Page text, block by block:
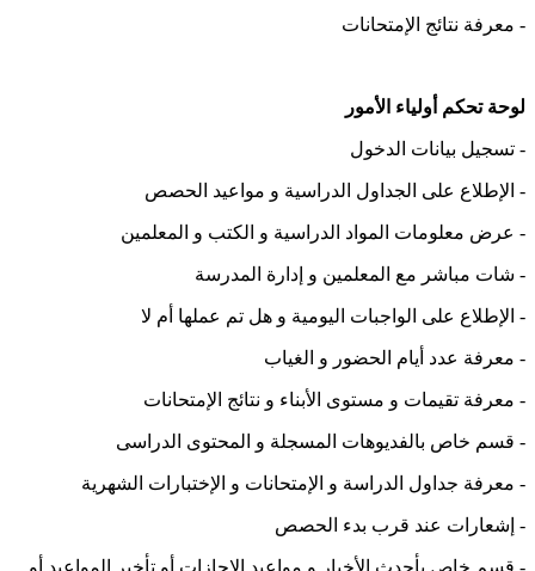
- معرفة نتائج الإمتحانات
لوحة تحكم أولياء الأمور
- تسجيل بيانات الدخول
- الإطلاع على الجداول الدراسية و مواعيد الحصص
- عرض معلومات المواد الدراسية و الكتب و المعلمين
- شات مباشر مع المعلمين و إدارة المدرسة
- الإطلاع على الواجبات اليومية و هل تم عملها أم لا
- معرفة عدد أيام الحضور و الغياب
- معرفة تقيمات و مستوى الأبناء و نتائج الإمتحانات
- قسم خاص بالفديوهات المسجلة و المحتوى الدراسى
- معرفة جداول الدراسة و الإمتحانات و الإختبارات الشهرية
- إشعارات عند قرب بدء الحصص